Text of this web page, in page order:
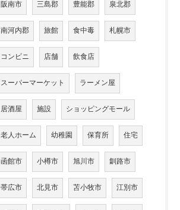
阪南市 三島郡 豊能郡 泉北郡
南河内郡 旅館 食中毒 札幌市
コンビニ 店舗 飲食店
スーパーマーケット ラーメン屋
居酒屋 施設 ショッピングモール
老人ホーム 幼稚園 保育所 住宅
函館市 小樽市 旭川市 釧路市
帯広市 北見市 苫小牧市 江別市